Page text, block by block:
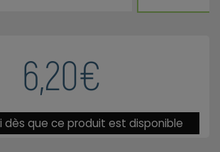
6,20€
dès que ce produit est disponible